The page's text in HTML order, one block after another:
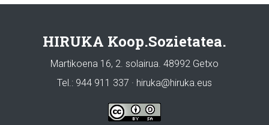
HIRUKA Koop.Sozietatea.
Martikoena 16, 2. solairua. 48992 Getxo
Tel.: 944 911 337 · hiruka@hiruka.eus